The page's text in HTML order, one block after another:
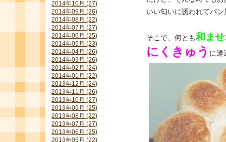
いい匂いに誘われてパン
そこで、何とも和ま
にくきゅう に遭
2014年10月 (27)
2014年09月 (26)
2014年08月 (22)
2014年07月 (27)
2014年06月 (25)
2014年05月 (23)
2014年04月 (26)
2014年03月 (26)
2014年02月 (24)
2014年01月 (22)
2013年12月 (24)
2013年11月 (26)
2013年10月 (27)
2013年09月 (25)
2013年08月 (22)
2013年07月 (27)
2013年06月 (25)
2013年05月 (22)